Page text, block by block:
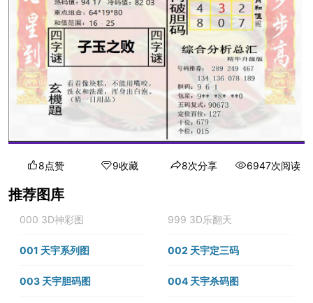
8点赞 9收藏 8次分享 6947次阅读
推荐图库
000 3D神彩图 999 3D乐翻天
001 天宇系列图 002 天宇定三码
003 天宇胆码图 004 天宇杀码图